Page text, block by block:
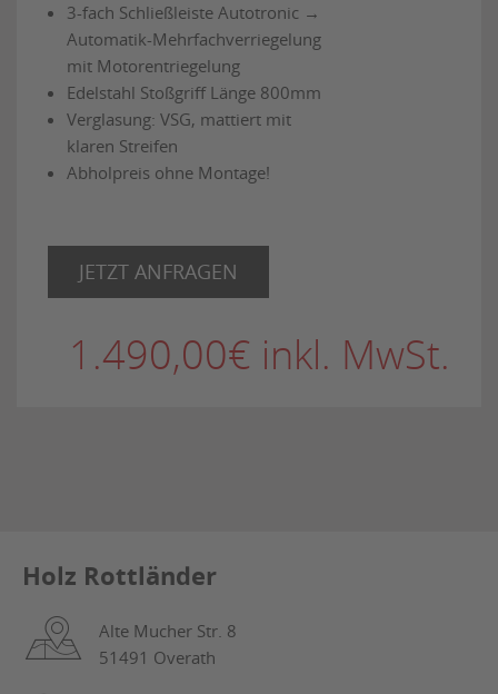
3-fach Schließleiste Autotronic →
Automatik-Mehrfachverriegelung
mit Motorentriegelung
Edelstahl Stoßgriff Länge 800mm
Verglasung: VSG, mattiert mit
klaren Streifen
Abholpreis ohne Montage!
JETZT ANFRAGEN
1.490,00€ inkl. MwSt.
Holz Rottländer
Alte Mucher Str. 8
51491 Overath